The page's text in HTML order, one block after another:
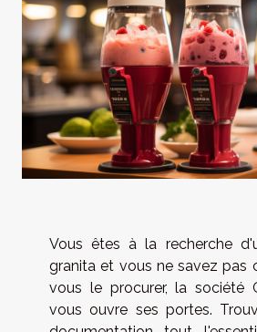
Vous êtes à la recherche
granita et vous ne savez pas
vous le procurer, la société
vous ouvre ses portes.